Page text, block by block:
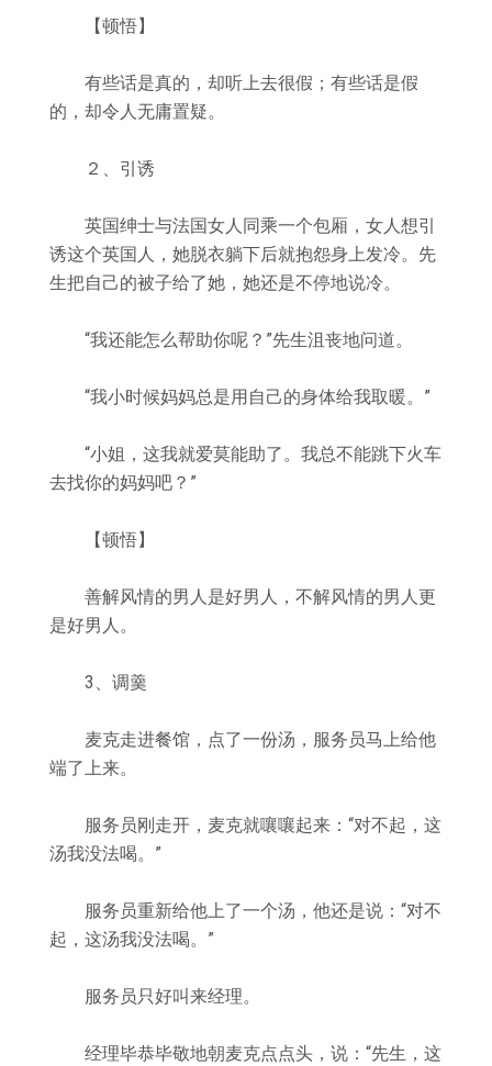
【顿悟】
有些话是真的，却听上去很假；有些话是假
的，却令人无庸置疑。
２、引诱
英国绅士与法国女人同乘一个包厢，女人想引
诱这个英国人，她脱衣躺下后就抱怨身上发冷。先
生把自己的被子给了她，她还是不停地说冷。
“我还能怎么帮助你呢？”先生沮丧地问道。
“我小时候妈妈总是用自己的身体给我取暖。”
“小姐，这我就爱莫能助了。我总不能跳下火车
去找你的妈妈吧？”
【顿悟】
善解风情的男人是好男人，不解风情的男人更
是好男人。
3、调羹
麦克走进餐馆，点了一份汤，服务员马上给他
端了上来。
服务员刚走开，麦克就嚷嚷起来：“对不起，这
汤我没法喝。”
服务员重新给他上了一个汤，他还是说：“对不
起，这汤我没法喝。”
服务员只好叫来经理。
经理毕恭毕敬地朝麦克点点头，说：“先生，这